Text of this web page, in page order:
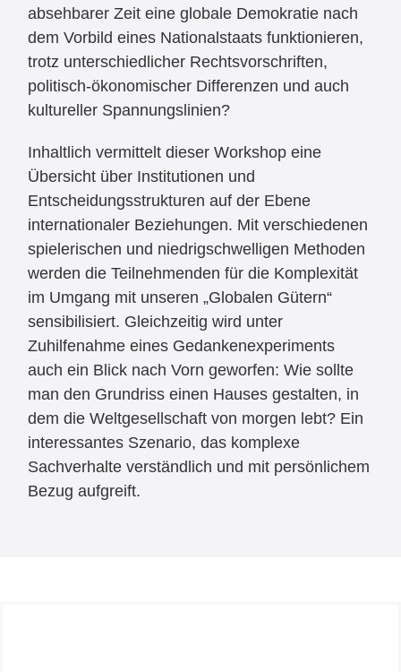
absehbarer Zeit eine globale Demokratie nach
dem Vorbild eines Nationalstaats funktionieren,
trotz unterschiedlicher Rechtsvorschriften,
politisch-ökonomischer Differenzen und auch
kultureller Spannungslinien?
Inhaltlich vermittelt dieser Workshop eine
Übersicht über Institutionen und
Entscheidungsstrukturen auf der Ebene
internationaler Beziehungen. Mit verschiedenen
spielerischen und niedrigschwelligen Methoden
werden die Teilnehmenden für die Komplexität
im Umgang mit unseren „Globalen Gütern“
sensibilisiert. Gleichzeitig wird unter
Zuhilfenahme eines Gedankenexperiments
auch ein Blick nach Vorn geworfen: Wie sollte
man den Grundriss einen Hauses gestalten, in
dem die Weltgesellschaft von morgen lebt? Ein
interessantes Szenario, das komplexe
Sachverhalte verständlich und mit persönlichem
Bezug aufgreift.